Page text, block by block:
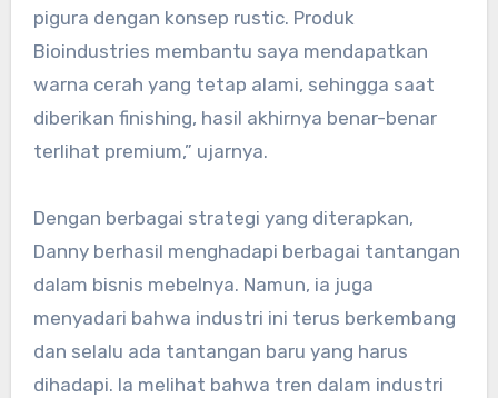
pigura dengan konsep rustic. Produk
Bioindustries membantu saya mendapatkan
warna cerah yang tetap alami, sehingga saat
diberikan finishing, hasil akhirnya benar-benar
terlihat premium,” ujarnya.
Dengan berbagai strategi yang diterapkan,
Danny berhasil menghadapi berbagai tantangan
dalam bisnis mebelnya. Namun, ia juga
menyadari bahwa industri ini terus berkembang
dan selalu ada tantangan baru yang harus
dihadapi. Ia melihat bahwa tren dalam industri